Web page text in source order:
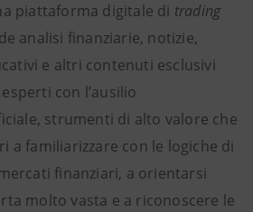
piattaforma digitale di trading
analisi finanziarie, notizie,
e altri contenuti esclusivi
con l’ausilio
strumenti di alto valore che
a familiarizzare con le logiche di
finanziari, a orientarsi
molto vasta e a riconoscere le